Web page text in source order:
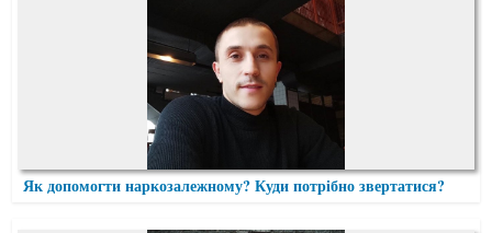
Як допомогти наркозалежному? Куди потрібно звертатися?